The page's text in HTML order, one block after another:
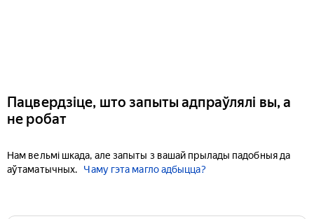
Пацвердзіце, што запыты адпраўлялі вы, а
не робат
Нам вельмі шкада, але запыты з вашай прылады падобныя да
аўтаматычных.
Чаму гэта магло адбыцца?